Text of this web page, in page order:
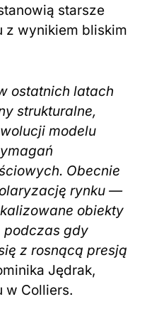
starsze
z wynikiem bliskim
ostatnich latach
strukturalne,
modelu
Obecnie
rynku —
obiekty
podczas gdy
z rosnącą presją
Jędrak,
w Colliers.